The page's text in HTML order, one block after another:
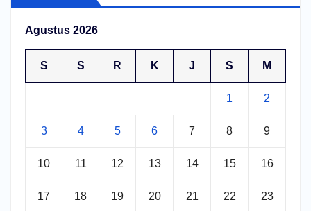
Agustus 2026
S S R K J S M
1 2
3 4 5 6 7 8 9
10 11 12 13 14 15 16
17 18 19 20 21 22 23